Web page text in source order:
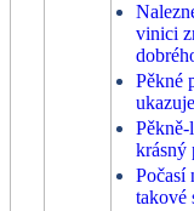
vinici
Pěkné
krásný
Počasí
takové